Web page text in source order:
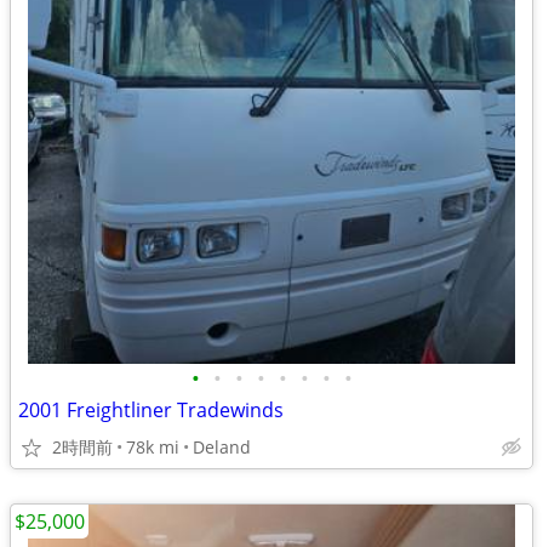
• • • • • • • •
2001 Freightliner Tradewinds
2時間前 78k mi Deland
$25,000